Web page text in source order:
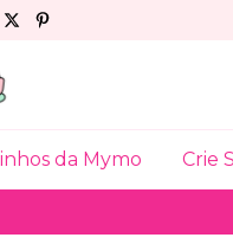
da Mymo Crie